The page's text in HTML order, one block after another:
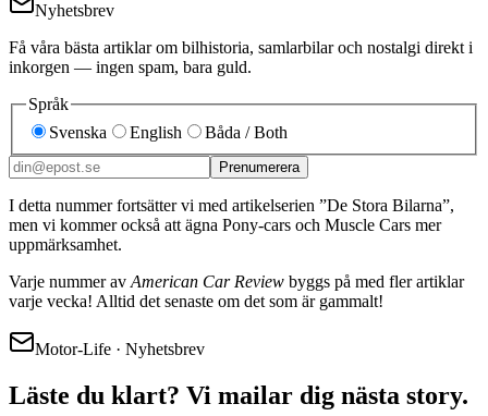
Nyhetsbrev
Få våra bästa artiklar om bilhistoria, samlarbilar och nostalgi direkt i
inkorgen — ingen spam, bara guld.
Språk
Svenska
English Båda / Both
Prenumerera
I detta nummer fortsätter vi med artikelserien ”De Stora Bilarna”,
men vi kommer också att ägna Pony-cars och Muscle Cars mer
uppmärksamhet.
Varje nummer av American Car Review byggs på med fler artiklar
varje vecka! Alltid det senaste om det som är gammalt!
Motor-Life · Nyhetsbrev
Läste du klart? Vi mailar dig nästa story.